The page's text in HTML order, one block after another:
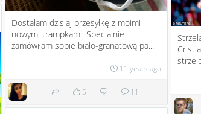
Dostałam dzisiaj przesyłkę z moimi
nowymi trampkami. Specjalnie
zamówiłam sobie biało-granatową pa...
11 years ago
5 11